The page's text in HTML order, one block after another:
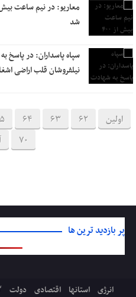
شد
سپاه پاسداران: در پاسخ
نیلفروشان قلب اراضی
اولین 62
63
64
70
پر بازدید ترین ها
انرژی استانها اقتصادی دولت